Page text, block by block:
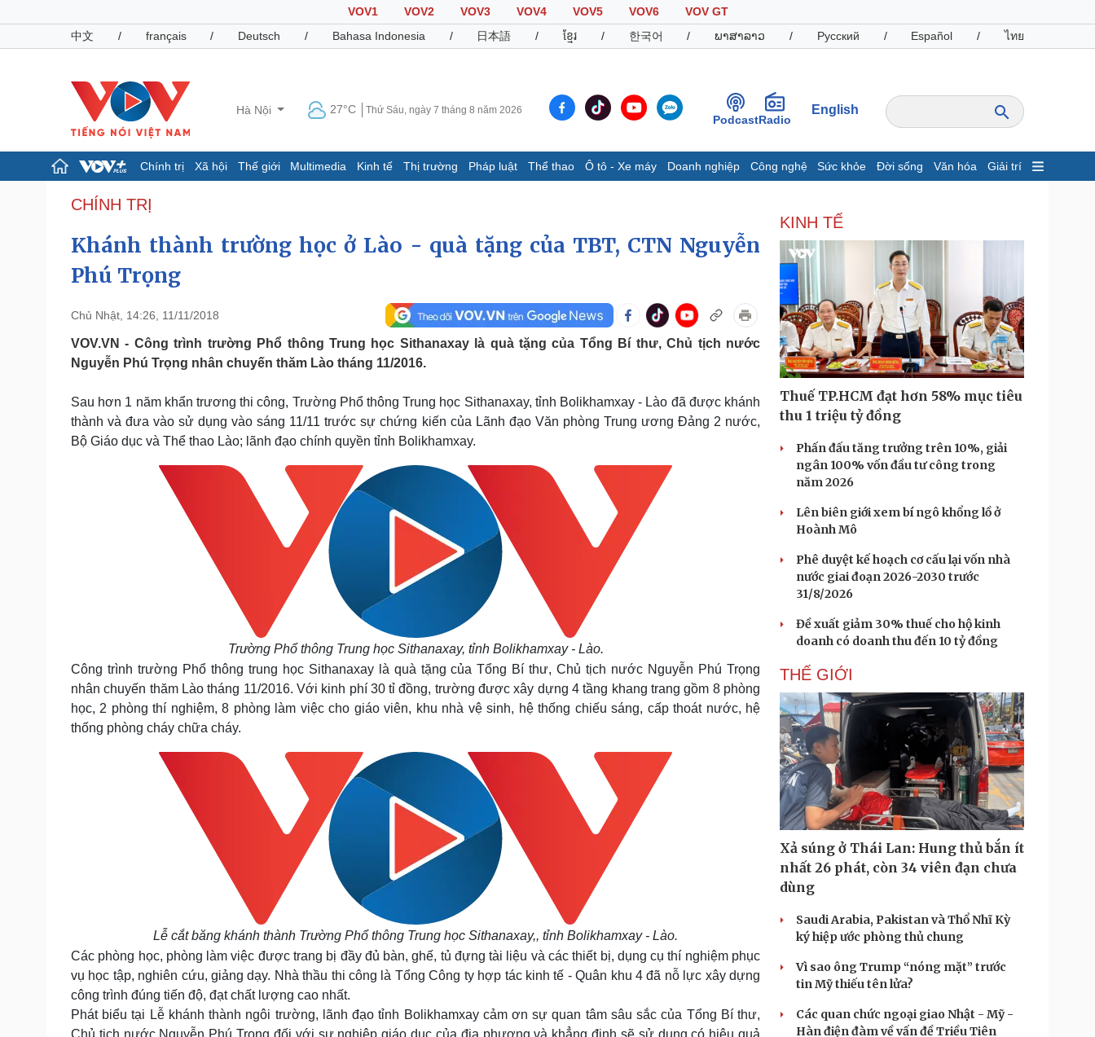
VOV1 VOV2 VOV3 VOV4 VOV5 VOV6
VOV GT
中文
/ français / Deutsch / Bahasa Indonesia / 日本語 / ខ្មែរ / 한국어 / ພາສາລາວ / Русский / Español / ไทย
Hà Nội 27°C Thứ Sáu, ngày 7 tháng 8 năm 2026
PodcastRadio
English
Chính trị Xã hội Thế giới Multimedia Kinh tế Thị trường Pháp luật Thể thao Ô tô - Xe máy Doanh nghiệp Công nghệ Sức khỏe Đời sống Văn hóa Giải trí
Chính trị
Tổ chức nhân sự
Quốc hội
Nhận diện sự thật
Dự báo thời tiết
Giáo dục
Cuộc sống đó đây
Ảnh
E-Magazine
Bất động sản
Khởi nghiệp
Tiêu dùng
Tỷ giá
Chứng khoán
Giá cà phê
Pháp luật
Vụ án
Tin nóng
Quân sự - Quốc phòng
Vũ khí
Việt Nam
Thể thao
Bóng đá
eSports
Hậu trường
Ô tô - Xe máy
Doanh nghiệp
Thông tin doanh nghiệp
Doanh nghiệp 24h
Doanh nhân
Vì cộng đồng
Công nghệ
Sành điệu
Tin Công nghệ
Trải nghiệm
Chuyển đổi số
Dinh dưỡng - món ngon
Nhà đẹp
Blog
Tình yêu - Gia đình
Sân khấu - Điện ảnh
Di sản
Nghệ sĩ
Thời trang
Sao Việt
Podcast
Câu chuyện thời sự
Cửa sổ tình yêu
CHÍNH TRỊ
Khánh thành trường học ở Lào - quà tặng của TBT, CTN Nguyễn
Phú Trọng
Chủ Nhật, 14:26, 11/11/2018
VOV.VN - Công trình trường Phổ thông Trung học Sithanaxay là quà tặng của Tổng Bí thư, Chủ tịch nước
Nguyễn Phú Trọng nhân chuyến thăm Lào tháng 11/2016.
Sau hơn 1 năm khẩn trương thi công, Trường Phổ thông Trung học Sithanaxay, tỉnh Bolikhamxay - Lào đã được khánh
thành và đưa vào sử dụng vào sáng 11/11 trước sự chứng kiến của Lãnh đạo Văn phòng Trung ương Đảng 2 nước,
Bộ Giáo dục và Thể thao Lào; lãnh đạo chính quyền tỉnh Bolikhamxay.
Trường Phổ thông Trung học Sithanaxay, tỉnh Bolikhamxay - Lào.
Công trình trường Phổ thông trung học Sithanaxay là quà tặng của Tổng Bí thư, Chủ tịch nước Nguyễn Phú Trọng
nhân chuyến thăm Lào tháng 11/2016. Với kinh phí 30 tỉ đồng, trường được xây dựng 4 tầng khang trang gồm 8 phòng
học, 2 phòng thí nghiệm, 8 phòng làm việc cho giáo viên, khu nhà vệ sinh, hệ thống chiếu sáng, cấp thoát nước, hệ
thống phòng cháy chữa cháy.
Lễ cắt băng khánh thành Trường Phổ thông Trung học Sithanaxay,, tỉnh Bolikhamxay - Lào.
Các phòng học, phòng làm việc được trang bị đầy đủ bàn, ghế, tủ đựng tài liệu và các thiết bị, dụng cụ thí nghiệm phục
vụ học tập, nghiên cứu, giảng dạy. Nhà thầu thi công là Tổng Công ty hợp tác kinh tế - Quân khu 4 đã nỗ lực xây dựng
công trình đúng tiến độ, đạt chất lượng cao nhất.
Phát biểu tại Lễ khánh thành ngôi trường, lãnh đạo tỉnh Bolikhamxay cảm ơn sự quan tâm sâu sắc của Tổng Bí thư,
Chủ tịch nước Nguyễn Phú Trọng đối với sự nghiệp giáo dục của địa phương và khẳng định sẽ sử dụng có hiệu quả
KINH TẾ
Thuế TP.HCM đạt hơn 58% mục tiêu
thu 1 triệu tỷ đồng
Phấn đấu tăng trưởng trên 10%, giải
ngân 100% vốn đầu tư công trong
năm 2026
Lên biên giới xem bí ngô khổng lồ ở
Hoành Mô
Phê duyệt kế hoạch cơ cấu lại vốn nhà
nước giai đoạn 2026-2030 trước
31/8/2026
Đề xuất giảm 30% thuế cho hộ kinh
doanh có doanh thu đến 10 tỷ đồng
THẾ GIỚI
Xả súng ở Thái Lan: Hung thủ bắn ít
nhất 26 phát, còn 34 viên đạn chưa
dùng
Saudi Arabia, Pakistan và Thổ Nhĩ Kỳ
ký hiệp ước phòng thủ chung
Vì sao ông Trump “nóng mặt” trước
tin Mỹ thiếu tên lửa?
Các quan chức ngoại giao Nhật - Mỹ -
Hàn điện đàm về vấn đề Triều Tiên